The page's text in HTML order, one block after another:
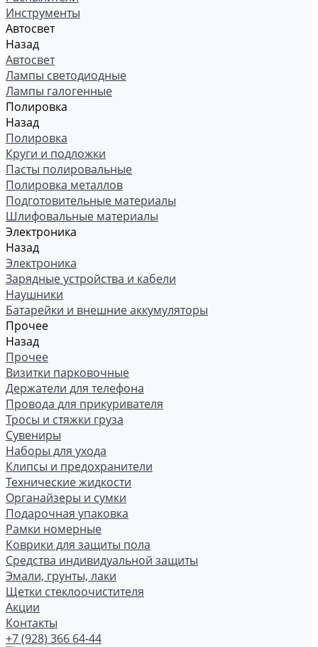
Инструменты
Автосвет
Назад
Автосвет
Лампы светодиодные
Лампы галогенные
Полировка
Назад
Полировка
Круги и подложки
Пасты полировальные
Полировка металлов
Подготовительные материалы
Шлифовальные материалы
Электроника
Назад
Электроника
Зарядные устройства и кабели
Наушники
Батарейки и внешние аккумуляторы
Прочее
Назад
Прочее
Визитки парковочные
Держатели для телефона
Провода для прикуривателя
Тросы и стяжки груза
Сувениры
Наборы для ухода
Клипсы и предохранители
Технические жидкости
Органайзеры и сумки
Подарочная упаковка
Рамки номерные
Коврики для защиты пола
Средства индивидуальной защиты
Эмали, грунты, лаки
Щетки стеклоочистителя
Акции
Контакты
+7 (928) 366 64-44